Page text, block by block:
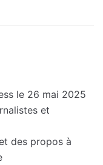
le 26 mai 2025
et
des propos à